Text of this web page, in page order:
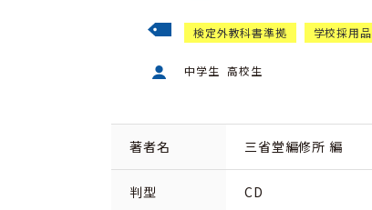
検定外教科書準拠 学校採用品
中学生 高校生
著者名 三省堂編修所 編
判型 CD